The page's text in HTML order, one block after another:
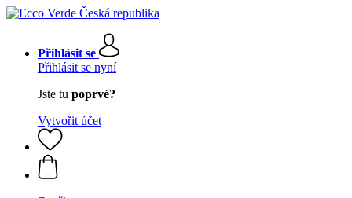
Přihlásit se
Přihlásit se nyní
Jste tu poprvé?
Vytvořit účet